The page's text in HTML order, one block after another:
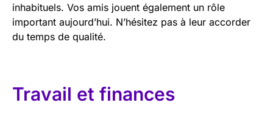
inhabituels. Vos amis jouent également un rôle
important aujourd’hui. N’hésitez pas à leur accorder
du temps de qualité.
Travail et finances